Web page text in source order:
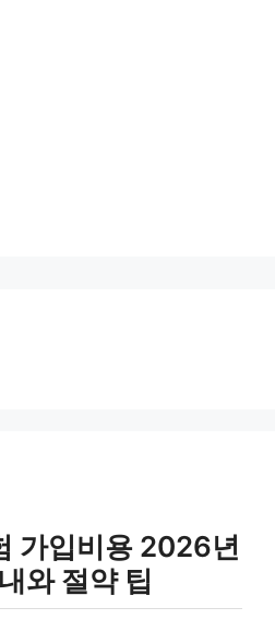
가입비용 2026년
와 절약 팁